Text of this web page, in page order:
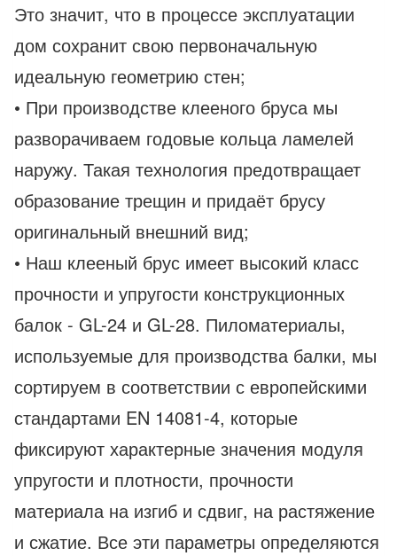
Это значит, что в процессе эксплуатации
дом сохранит свою первоначальную
идеальную геометрию стен;
• При производстве клееного бруса мы
разворачиваем годовые кольца ламелей
наружу. Такая технология предотвращает
образование трещин и придаёт брусу
оригинальный внешний вид;
• Наш клееный брус имеет высокий класс
прочности и упругости конструкционных
балок - GL-24 и GL-28. Пиломатериалы,
используемые для производства балки, мы
сортируем в соответствии с европейскими
стандартами EN 14081-4, которые
фиксируют характерные значения модуля
упругости и плотности, прочности
материала на изгиб и сдвиг, на растяжение
и сжатие. Все эти параметры определяются